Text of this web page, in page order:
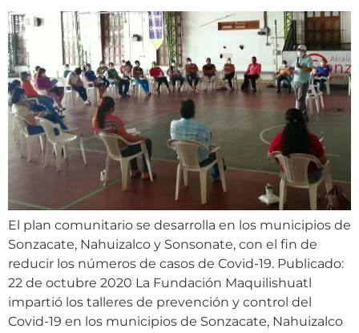
El plan comunitario se desarrolla en los municipios de
Sonzacate, Nahuizalco y Sonsonate, con el fin de
reducir los números de casos de Covid-19. Publicado:
22 de octubre 2020 La Fundación Maquilishuatl
impartió los talleres de prevención y control del
Covid-19 en los municipios de Sonzacate, Nahuizalco